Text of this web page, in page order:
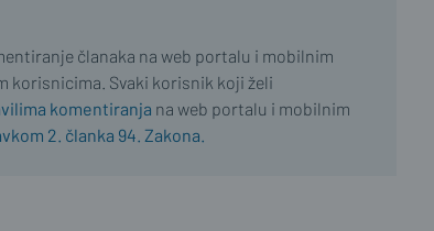
članaka na web portalu i mobilnim
korisnicima. Svaki korisnik koji želi
komentiranja na web portalu i mobilnim
2. članka 94. Zakona.